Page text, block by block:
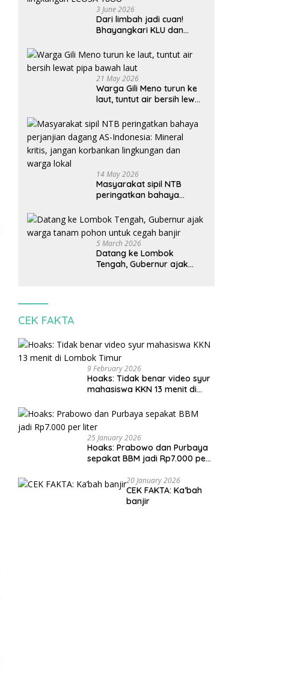
3 June 2026
Dari limbah jadi cuan!
Bhayangkari KLU dan
sabun ramah lingkungan
ECOSA 18UU
21 May 2026
Warga Gili Meno turun ke
laut, tuntut air bersih lewat
14 May 2026
Masyarakat sipil NTB
peringatkan bahaya
Indonesia: Mineral kritis,
jangan korbankan
lingkungan dan warga
lokal
5 March 2026
Datang ke Lombok
Tengah, Gubernur ajak
CEK FAKTA
9 February 2026
Hoaks: Tidak benar video syur
mahasiswa KKN 13 menit di
25 January 2026
Hoaks: Prabowo dan Purbaya
sepakat BBM jadi Rp7.000 per
20 January 2026
CEK FAKTA: Ka’bah
banjir